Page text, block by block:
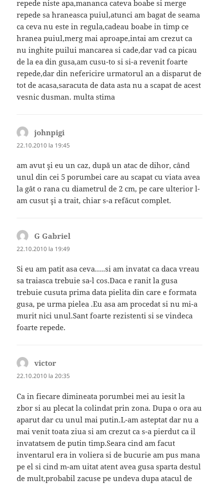
repede niste apa,mananca cateva boabe si merge
repede sa hraneasca puiul,atunci am bagat de seama
ca ceva nu este in regula,cadeau boabe in timp ce
hranea puiul,merg mai aproape,intai am crezut ca
nu inghite puilui mancarea si cade,dar vad ca picau
de la ea din gusa,am cusu-to si si-a revenit foarte
repede,dar din nefericire urmatorul an a disparut de
tot de acasa,saracuta de data asta nu a scapat de acest
vesnic dusman. multa stima
johnpigi
22.10.2010 la 19:45
am avut şi eu un caz, după un atac de dihor, când
unul din cei 5 porumbei care au scapat cu viata avea
la gât o rana cu diametrul de 2 cm, pe care ulterior l-
am cusut şi a trait, chiar s-a refăcut complet.
G Gabriel
22.10.2010 la 19:49
Si eu am patit asa ceva…..si am invatat ca daca vreau
sa traiasca trebuie sa-l cos.Daca e ranit la gusa
trebuie cusuta prima data pielita din care e formata
gusa, pe urma pielea .Eu asa am procedat si nu mi-a
murit nici unul.Sant foarte rezistenti si se vindeca
foarte repede.
victor
22.10.2010 la 20:35
Ca in fiecare dimineata porumbei mei au iesit la
zbor si au plecat la colindat prin zona. Dupa o ora au
aparut dar cu unul mai putin.L-am asteptat dar nu a
mai venit toata ziua si am crezut ca s-a pierdut ca il
invatatsem de putin timp.Seara cind am facut
inventarul era in voliera si de bucurie am pus mana
pe el si cind m-am uitat atent avea gusa sparta destul
de mult,probabil zacuse pe undeva dupa atacul de